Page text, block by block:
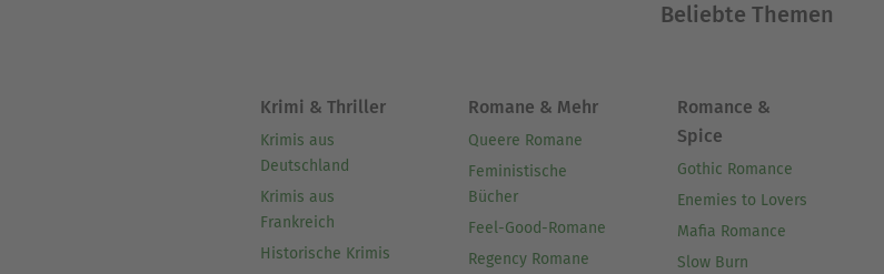
Beliebte Themen
Krimi & Thriller
Krimis aus
Deutschland
Krimis aus
Frankreich
Historische Krimis
Romane & Mehr
Queere Romane
Feministische
Bücher
Feel-Good-Romane
Regency Romane
Romance &
Spice
Gothic Romance
Enemies to Lovers
Mafia Romance
Slow Burn